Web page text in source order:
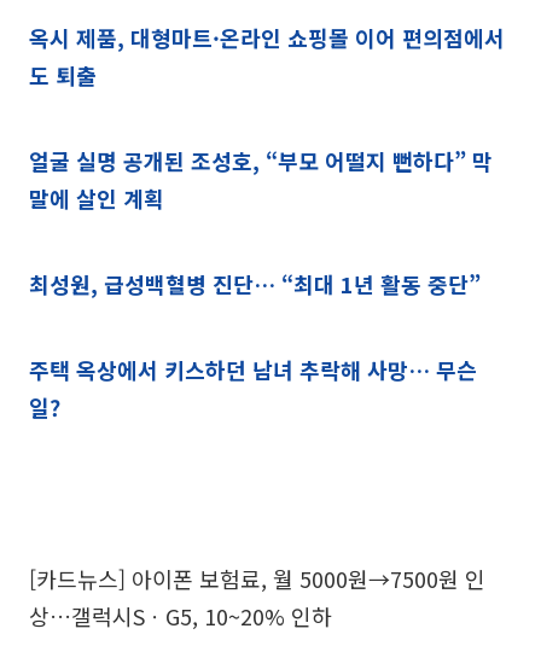
옥시 제품, 대형마트·온라인 쇼핑몰 이어 편의점에서
도 퇴출
얼굴 실명 공개된 조성호, “부모 어떨지 뻔하다” 막
말에 살인 계획
최성원, 급성백혈병 진단… “최대 1년 활동 중단”
주택 옥상에서 키스하던 남녀 추락해 사망… 무슨
일?
[카드뉴스] 아이폰 보험료, 월 5000원→7500원 인
상…갤럭시SㆍG5, 10~20% 인하